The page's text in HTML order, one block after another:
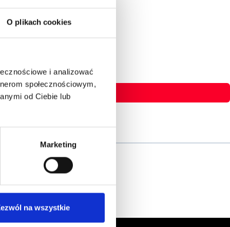
O plikach cookies
i analizować
społecznościowym,
od Ciebie lub
Marketing
na wszystkie